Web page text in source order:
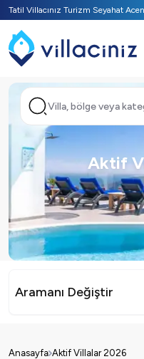
Tatil Villacınız Turizm Seyahat
Villa, bölge veya
Aktif
Aramanı Değiştir
Anasayfa Aktif Villalar 2026